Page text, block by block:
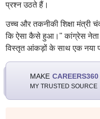
प्रश्न उठते हैं।
उच्च और तकनीकी शिक्षा मंत्री
कि ऐसा कैसे हुआ।" कांग्रेस नेता
विस्तृत आंकड़ों के साथ एक नया
MAKE CAREERS360
MY TRUSTED SOURCE